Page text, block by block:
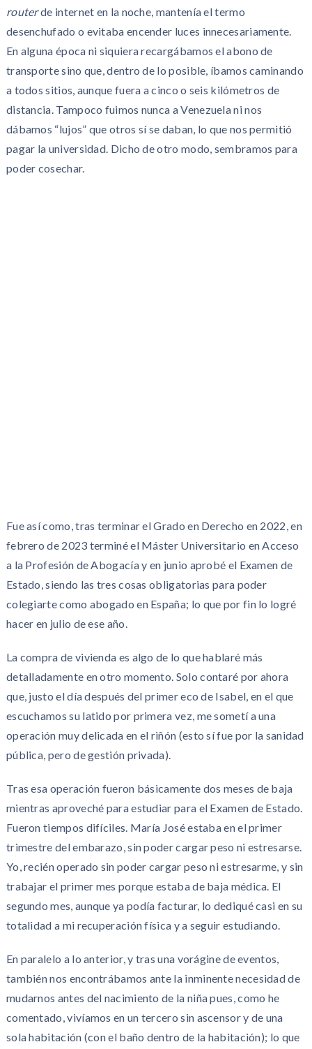
routerde internet en la noche, mantenía el termo
desenchufado o evitaba encender luces innecesariamente.
En alguna época ni siquiera recargábamos el abono de
transporte sino que, dentro de lo posible, íbamos caminando
a todos sitios, aunque fuera a cinco o seis kilómetros de
distancia. Tampoco fuimos nunca a Venezuela ni nos
dábamos “lujos” que otros sí se daban, lo que nos permitió
pagar la universidad. Dicho de otro modo, sembramos para
poder cosechar.
Fue así como, tras terminar el Grado en Derecho en 2022, en
febrero de 2023 terminé el Máster Universitario en Acceso
a la Profesión de Abogacía y en junio aprobé el Examen de
Estado, siendo las tres cosas obligatorias para poder
colegiarte como abogado en España; lo que por fin lo logré
hacer en julio de ese año.
La compra de vivienda es algo de lo que hablaré más
detalladamente en otro momento. Solo contaré por ahora
que, justo el día después del primer eco de Isabel, en el que
escuchamos su latido por primera vez, me sometí a una
operación muy delicada en el riñón (esto sí fue por la sanidad
pública, pero de gestión privada).
Tras esa operación fueron básicamente dos meses de baja
mientras aproveché para estudiar para el Examen de Estado.
Fueron tiempos difíciles. María José estaba en el primer
trimestre del embarazo, sin poder cargar peso ni estresarse.
Yo, recién operado sin poder cargar peso ni estresarme, y sin
trabajar el primer mes porque estaba de baja médica. El
segundo mes, aunque ya podía facturar, lo dediqué casi en su
totalidad a mi recuperación física y a seguir estudiando.
En paralelo a lo anterior, y tras una vorágine de eventos,
también nos encontrábamos ante la inminente necesidad de
mudarnos antes del nacimiento de la niña pues, como he
comentado, vivíamos en un tercero sin ascensor y de una
sola habitación (con el baño dentro de la habitación); lo que